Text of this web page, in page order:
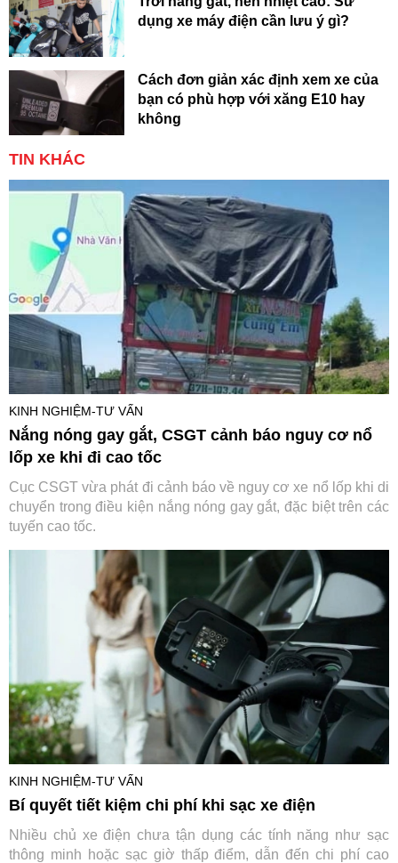
dụng xe máy điện cần lưu ý gì?
Cách đơn giản xác định xem xe của
bạn có phù hợp với xăng E10 hay
không
TIN KHÁC
KINH NGHIỆM-TƯ VẤN
Nắng nóng gay gắt, CSGT cảnh báo nguy cơ nổ
lốp xe khi đi cao tốc
Cục CSGT vừa phát đi cảnh báo về nguy cơ xe nổ lốp khi di
chuyển trong điều kiện nắng nóng gay gắt, đặc biệt trên các
tuyến cao tốc.
KINH NGHIỆM-TƯ VẤN
Bí quyết tiết kiệm chi phí khi sạc xe điện
Nhiều chủ xe điện chưa tận dụng các tính năng như sạc
thông minh hoặc sạc giờ thấp điểm, dẫn đến chi phí cao